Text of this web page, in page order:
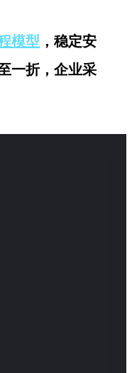
模型 ，稳定安
一折，企业采